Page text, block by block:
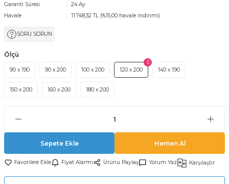
Garanti Süresi
24 Ay
Havale
11.748,32 TL (%15,00 havale indirimi)
SORU SORUN
Ölçü
90 x 190 90 x 200 100 x 200 120 x 200 140 x 190
150 x 200 160 x 200 180 x 200
Sepete Ekle Hemen Al
Fiyat Alarmı Ürünü Paylaş Yorum Yaz Karşılaştır